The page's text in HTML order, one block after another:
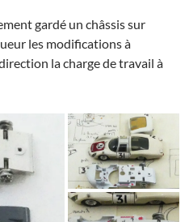
gardé un châssis sur
les modifications à
la charge de travail à